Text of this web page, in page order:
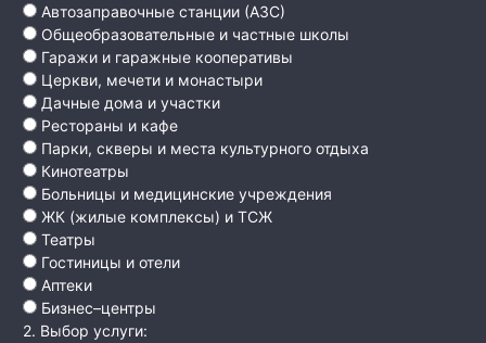
Автозаправочные станции (АЗС)
Общеобразовательные и частные школы
Гаражи и гаражные кооперативы
Церкви, мечети и монастыри
Дачные дома и участки
Рестораны и кафе
Парки, скверы и места культурного отдыха
Кинотеатры
Больницы и медицинские учреждения
ЖК (жилые комплексы) и ТСЖ
Театры
Гостиницы и отели
Аптеки
Бизнес–центры
2. Выбор услуги: